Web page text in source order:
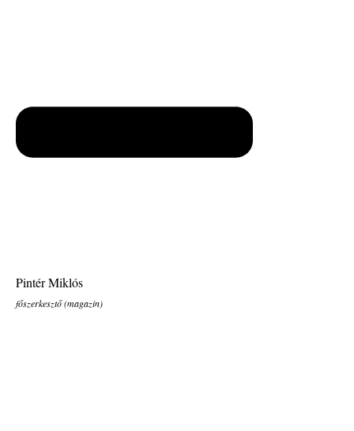
Pintér Miklós
főszerkesztő (magazin)